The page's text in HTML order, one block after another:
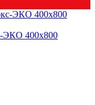
ЭКО 400х800